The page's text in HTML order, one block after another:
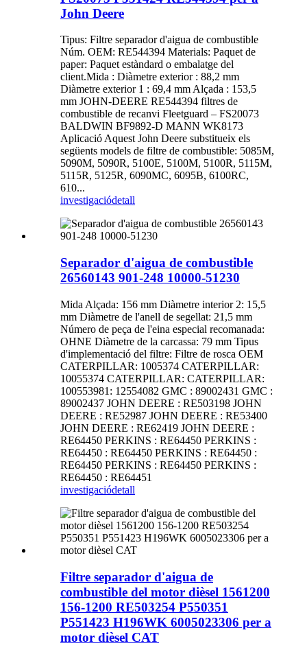
John Deere
Tipus: Filtre separador d'aigua de combustible
Núm. OEM: RE544394 Materials: Paquet de
paper: Paquet estàndard o embalatge del
client.Mida : Diàmetre exterior : 88,2 mm
Diàmetre exterior 1 : 69,4 mm Alçada : 153,5
mm JOHN-DEERE RE544394 filtres de
combustible de recanvi Fleetguard – FS20073
BALDWIN BF9892-D MANN WK8173
Aplicació Aquest John Deere substitueix els
següents models de filtre de combustible: 5085M,
5090M, 5090R, 5100E, 5100M, 5100R, 5115M,
5115R, 5125R, 6090MC, 6095B, ​​6100RC,
610...
investigaciódetall
Separador d'aigua de combustible
26560143 901-248 10000-51230
Mida Alçada: 156 mm Diàmetre interior 2: 15,5
mm Diàmetre de l'anell de segellat: 21,5 mm
Número de peça de l'eina especial recomanada:
OHNE Diàmetre de la carcassa: 79 mm Tipus
d'implementació del filtre: Filtre de rosca OEM
CATERPILLAR: 1005374 CATERPILLAR:
10055374 CATERPILLAR: CATERPILLAR:
100553981: 12554082 GMC : 89002431 GMC :
89002437 JOHN DEERE : RE503198 JOHN
DEERE : RE52987 JOHN DEERE : RE53400
JOHN DEERE : RE62419 JOHN DEERE :
RE64450 PERKINS : RE64450 PERKINS :
RE64450 : RE64450 PERKINS : RE64450 :
RE64450 PERKINS : RE64450 PERKINS :
RE64450 : RE64451
investigaciódetall
Filtre separador d'aigua de
combustible del motor dièsel 1561200
156-1200 RE503254 P550351
P551423 H196WK 6005023306 per a
motor dièsel CAT